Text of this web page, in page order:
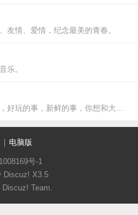
友情、爱情，纪念最美的青春。
乐。
大连生活攻略，生活感悟，好玩的事，新鲜的事，你想和大家分享的事~
电脑版
号-1
Discuz! X3.5
Discuz! Team.